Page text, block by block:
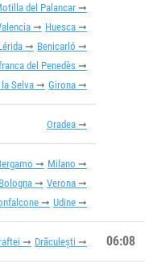
del Palancar
Huesca
Benicarló
del Penedès
Selva Girona
Oradea
Milano
Bologna
Verona
Udine
Drăculești 06:08